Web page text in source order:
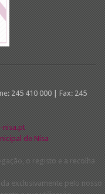
245 410 000 | Fax: 245
nisa.pt
de Nisa
o registo e a recolha
exclusivamente pelo nosso